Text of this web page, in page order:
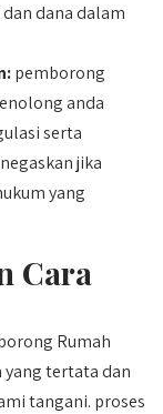
dana dalam
pemborong
anda
serta
jika
yang
Cara
Rumah
tertata dan
tangani. proses